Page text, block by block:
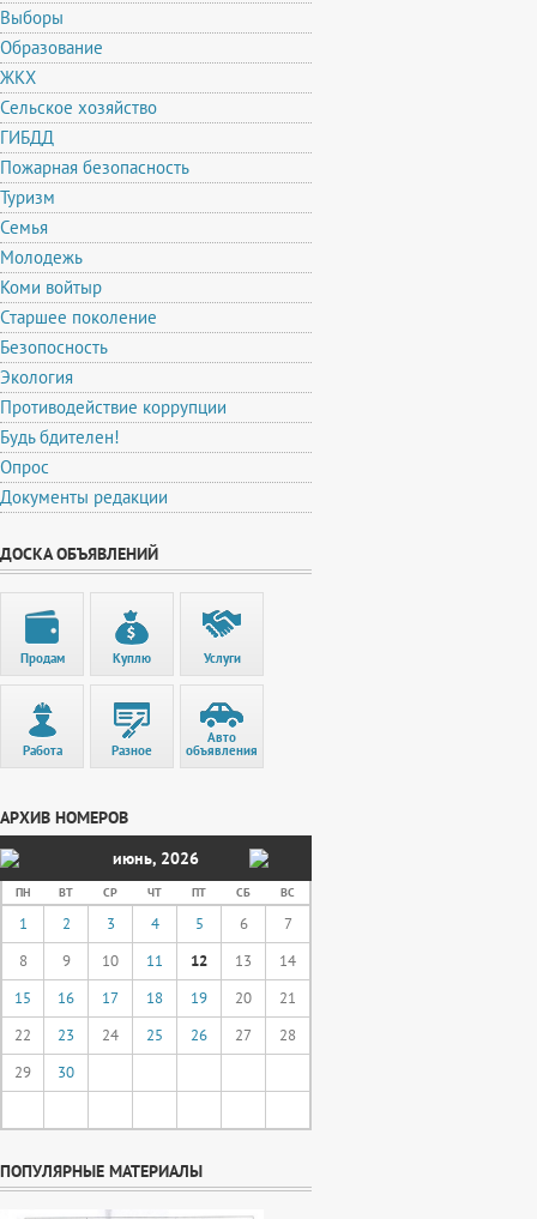
Выборы
Образование
ЖКХ
Сельское хозяйство
ГИБДД
Пожарная безопасность
Туризм
Семья
Молодежь
Коми войтыр
Старшее поколение
Безопосность
Экология
Противодействие коррупции
Будь бдителен!
Опрос
Документы редакции
ДОСКА ОБЪЯВЛЕНИЙ
Продам Куплю Услуги
Работа Разное
Авто
объявления
АРХИВ НОМЕРОВ
июнь, 2026
ПН ВТ СР ЧТ ПТ СБ ВС
1 2 3 4 5 6
7
8
9 10 11 12 13
14
15
16 17 18 19 20
21
22
23 24 25 26 27
28
29
30
ПОПУЛЯРНЫЕ МАТЕРИАЛЫ